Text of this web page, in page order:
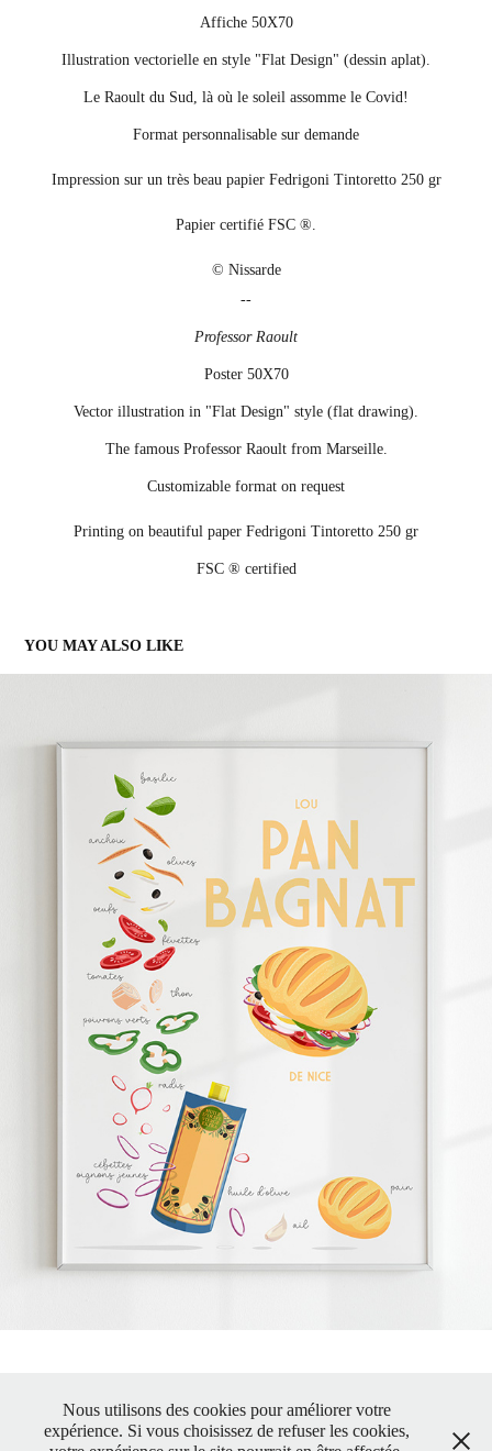
Affiche 50X70
Illustration vectorielle en style "Flat Design" (dessin aplat).
Le Raoult du Sud, là où le soleil assomme le Covid!
Format personnalisable sur demande
Impression sur un très beau papier Fedrigoni Tintoretto 250 gr
Papier certifié FSC ®.
© Nissarde
--
Professor Raoult
Poster 50X70
Vector illustration in "Flat Design" style (flat drawing).
The famous Professor Raoult from Marseille.
Customizable format on request
Printing on beautiful paper Fedrigoni Tintoretto 250 gr
FSC ® certified
YOU MAY ALSO LIKE
LOU PAN BAGNAT
2021
Powered by Lecoupdulapin- © Nissarde.com -Boutique déco &
Nous utilisons des cookies pour améliorer votre
expérience. Si vous choisissez de refuser les cookies,